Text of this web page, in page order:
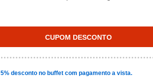
CUPOM DESCONTO
desconto no buffet com pagamento a vista.